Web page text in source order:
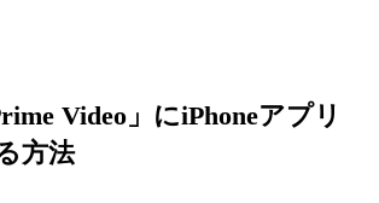
Video」にiPhoneアプリ
方法